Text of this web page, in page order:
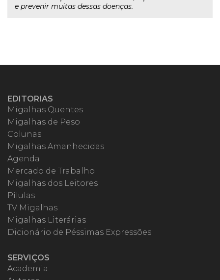
e prevenir muitas dessas doenças.
EDITORIAS
Migalhas Quentes
Migalhas de Peso
Colunas
Migalhas Amanhecidas
Agenda
Mercado de Trabalho
Migalhas dos Leitores
Pílulas
TV Migalhas
Migalhas Literárias
Dicionário de Péssimas Expressões
SERVIÇOS
Academia